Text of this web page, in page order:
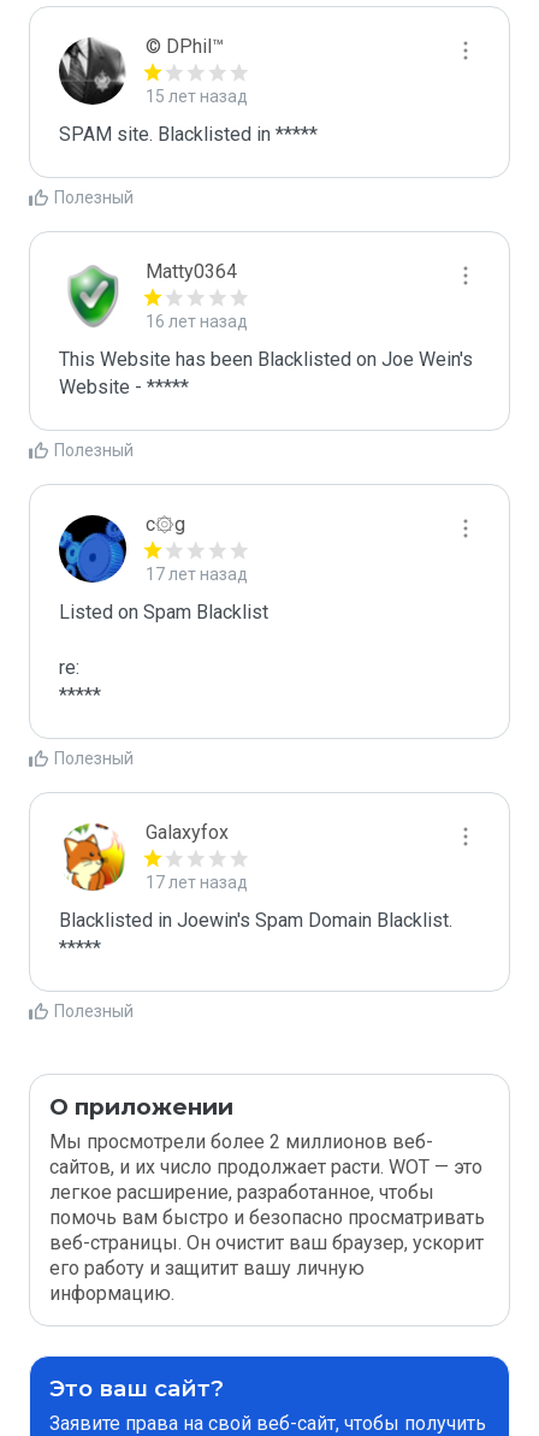
© DPhil™
15 лет назад
SPAM site. Blacklisted in *****
Полезный
Matty0364
16 лет назад
This Website has been Blacklisted on Joe Wein's
Website - *****
Полезный
c۞g
17 лет назад
Listed on Spam Blacklist
re:
*****
Полезный
Galaxyfox
17 лет назад
Blacklisted in Joewin's Spam Domain Blacklist.
*****
Полезный
О приложении
Мы просмотрели более 2 миллионов веб-
сайтов, и их число продолжает расти. WOT — это
легкое расширение, разработанное, чтобы
помочь вам быстро и безопасно просматривать
веб-страницы. Он очистит ваш браузер, ускорит
его работу и защитит вашу личную
информацию.
Это ваш сайт?
Заявите права на свой веб-сайт, чтобы получить